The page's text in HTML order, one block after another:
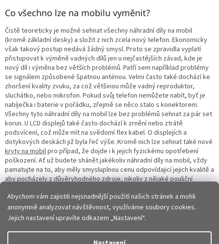
Abychom vám zajistili nejsnadnější použití našich stránek a mohli
anonymně analyzovat návštěvnost, využíváme soubory cookies.
Jejich nastavení upravíte odkazem „Nastavení“.
Co všechno lze na mobilu vyměnit?
Čistě teoreticky je možné sehnat všechny náhradní díly na mobil
(kromě základní desky) a složit z nich zcela nový telefon. Ekonomicky
však takový postup nedává žádný smysl. Proto se zpravidla vyplatí
přistupovat k výměně vadných dílů jen u nejčastějších závad, kde je
nový díl i výměna bez větších problémů. Patří sem například problémy
se signálem způsobené špatnou anténou. Velmi často také dochází ke
zhoršení kvality zvuku, za což většinou může vadný reproduktor,
sluchátko, nebo mikrofon. Pokud svůj telefon nemůžete nabít, byť je
nabíječka i baterie v pořádku, zřejmě se něco stalo s konektorem.
Všechny tyto náhradní díly na mobil lze bez problémů sehnat za pár set
korun. U LCD displejů také často dochází k zrnění nebo ztrátě
podsvícení, což může mít na svědomí flex kabel. O displejích a
dotykových deskách již byla řeč výše. Kromě nich lze sehnat také nové
kryty na mobilpro případ, že dojde i k jejich fyzickému opotřebení
poškození. Ať už budete shánět jakékoliv náhradní díly na mobil, vždy
pamatujte na to, aby měly smysluplnou cenu odpovídajicí jejich kvalitě a
aby pocházely z důvěryhodného zdroje, nikoliv z nějaké pouliční
dílu.